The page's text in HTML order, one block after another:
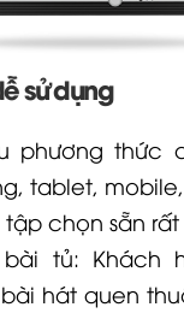
sử dụng
phương thức
tablet,
tập chọn sẵn
bài tủ: Khách
hát quen